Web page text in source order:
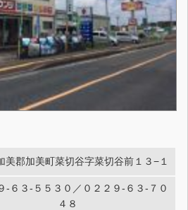
美郡加美町菜切谷字菜切谷前１３−１
-６３-５５３０／０２２９-６３-７０
４８